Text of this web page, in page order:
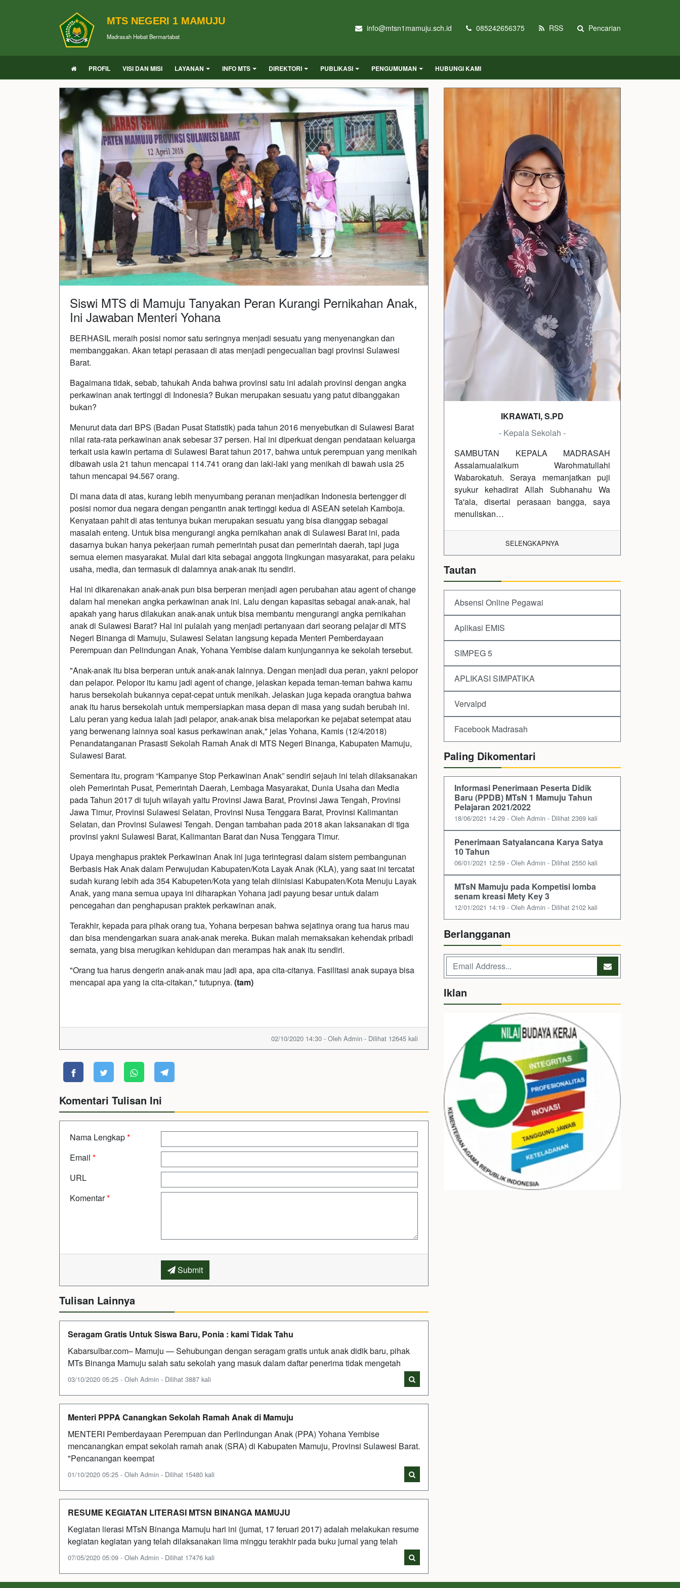
MTS NEGERI 1 MAMUJU
Madrasah Hebat Bermartabat
info@mtsn1mamuju.sch.id 085242656375 RSS Pencarian
PROFIL VISI DAN MISI LAYANAN INFO MTS DIREKTORI PUBLIKASI PENGUMUMAN HUBUNGI KAMI
Siswi MTS di Mamuju Tanyakan Peran Kurangi Pernikahan Anak,
Ini Jawaban Menteri Yohana
BERHASIL meraih posisi nomor satu seringnya menjadi sesuatu yang menyenangkan dan
membanggakan. Akan tetapi perasaan di atas menjadi pengecualian bagi provinsi Sulawesi
Barat.
Bagaimana tidak, sebab, tahukah Anda bahwa provinsi satu ini adalah provinsi dengan angka
perkawinan anak tertinggi di Indonesia? Bukan merupakan sesuatu yang patut dibanggakan
bukan?
Menurut data dari BPS (Badan Pusat Statistik) pada tahun 2016 menyebutkan di Sulawesi Barat
nilai rata-rata perkawinan anak sebesar 37 persen. Hal ini diperkuat dengan pendataan keluarga
terkait usia kawin pertama di Sulawesi Barat tahun 2017, bahwa untuk perempuan yang menikah
dibawah usia 21 tahun mencapai 114.741 orang dan laki-laki yang menikah di bawah usia 25
tahun mencapai 94.567 orang.
Di mana data di atas, kurang lebih menyumbang peranan menjadikan Indonesia bertengger di
posisi nomor dua negara dengan pengantin anak tertinggi kedua di ASEAN setelah Kamboja.
Kenyataan pahit di atas tentunya bukan merupakan sesuatu yang bisa dianggap sebagai
masalah enteng. Untuk bisa mengurangi angka pernikahan anak di Sulawesi Barat ini, pada
dasarnya bukan hanya pekerjaan rumah pemerintah pusat dan pemerintah daerah, tapi juga
semua elemen masyarakat. Mulai dari kita sebagai anggota lingkungan masyarakat, para pelaku
usaha, media, dan termasuk di dalamnya anak-anak itu sendiri.
Hal ini dikarenakan anak-anak pun bisa berperan menjadi agen perubahan atau agent of change
dalam hal menekan angka perkawinan anak ini. Lalu dengan kapasitas sebagai anak-anak, hal
apakah yang harus dilakukan anak-anak untuk bisa membantu mengurangi angka pernikahan
anak di Sulawesi Barat? Hal ini pulalah yang menjadi pertanyaan dari seorang pelajar di MTS
Negeri Binanga di Mamuju, Sulawesi Selatan langsung kepada Menteri Pemberdayaan
Perempuan dan Pelindungan Anak, Yohana Yembise dalam kunjungannya ke sekolah tersebut.
"Anak-anak itu bisa berperan untuk anak-anak lainnya. Dengan menjadi dua peran, yakni pelopor
dan pelapor. Pelopor itu kamu jadi agent of change, jelaskan kepada teman-teman bahwa kamu
harus bersekolah bukannya cepat-cepat untuk menikah. Jelaskan juga kepada orangtua bahwa
anak itu harus bersekolah untuk mempersiapkan masa depan di masa yang sudah berubah ini.
Lalu peran yang kedua ialah jadi pelapor, anak-anak bisa melaporkan ke pejabat setempat atau
yang berwenang lainnya soal kasus perkawinan anak," jelas Yohana, Kamis (12/4/2018)
Penandatanganan Prasasti Sekolah Ramah Anak di MTS Negeri Binanga, Kabupaten Mamuju,
Sulawesi Barat.
Sementara itu, program “Kampanye Stop Perkawinan Anak” sendiri sejauh ini telah dilaksanakan
oleh Pemerintah Pusat, Pemerintah Daerah, Lembaga Masyarakat, Dunia Usaha dan Media
pada Tahun 2017 di tujuh wilayah yaitu Provinsi Jawa Barat, Provinsi Jawa Tengah, Provinsi
Jawa Timur, Provinsi Sulawesi Selatan, Provinsi Nusa Tenggara Barat, Provinsi Kalimantan
Selatan, dan Provinsi Sulawesi Tengah. Dengan tambahan pada 2018 akan laksanakan di tiga
provinsi yakni Sulawesi Barat, Kalimantan Barat dan Nusa Tenggara Timur.
Upaya menghapus praktek Perkawinan Anak ini juga terintegrasi dalam sistem pembangunan
Berbasis Hak Anak dalam Perwujudan Kabupaten/Kota Layak Anak (KLA), yang saat ini tercatat
sudah kurang lebih ada 354 Kabupeten/Kota yang telah diinisiasi Kabupaten/Kota Menuju Layak
Anak, yang mana semua upaya ini diharapkan Yohana jadi payung besar untuk dalam
pencegahan dan penghapusan praktek perkawinan anak.
Terakhir, kepada para pihak orang tua, Yohana berpesan bahwa sejatinya orang tua harus mau
dan bisa mendengarkan suara anak-anak mereka. Bukan malah memaksakan kehendak pribadi
semata, yang bisa merugikan kehidupan dan merampas hak anak itu sendiri.
"Orang tua harus dengerin anak-anak mau jadi apa, apa cita-citanya. Fasilitasi anak supaya bisa
mencapai apa yang ia cita-citakan," tutupnya. (tam)
02/10/2020 14:30 - Oleh Admin - Dilihat 12645 kali
Komentari Tulisan Ini
Nama Lengkap*
Email *
URL
Komentar*
Submit
Tulisan Lainnya
Seragam Gratis Untuk Siswa Baru, Ponia : kami Tidak Tahu
Kabarsulbar.com– Mamuju — Sehubungan dengan seragam gratis untuk anak didik baru, pihak
MTs Binanga Mamuju salah satu sekolah yang masuk dalam daftar penerima tidak mengetah
03/10/2020 05:25 - Oleh Admin - Dilihat 3887 kali
Menteri PPPA Canangkan Sekolah Ramah Anak di Mamuju
MENTERI Pemberdayaan Perempuan dan Perlindungan Anak (PPA) Yohana Yembise
mencanangkan empat sekolah ramah anak (SRA) di Kabupaten Mamuju, Provinsi Sulawesi Barat.
"Pencanangan keempat
01/10/2020 05:25 - Oleh Admin - Dilihat 15480 kali
RESUME KEGIATAN LITERASI MTSN BINANGA MAMUJU
Kegiatan lierasi MTsN Binanga Mamuju hari ini (jumat, 17 feruari 2017) adalah melakukan resume
kegiatan kegiatan yang telah dilaksanakan lima minggu terakhir pada buku jurnal yang telah
07/05/2020 05:09 - Oleh Admin - Dilihat 17476 kali
IKRAWATI, S.PD
- Kepala Sekolah -
SAMBUTAN KEPALA MADRASAH
Assalamualaikum Warohmatullahi
Wabarokatuh. Seraya memanjatkan puji
syukur kehadirat Allah Subhanahu Wa
Ta'ala, disertai perasaan bangga, saya
menuliskan…
SELENGKAPNYA
Tautan
Absensi Online Pegawai
Aplikasi EMIS
SIMPEG 5
APLIKASI SIMPATIKA
Vervalpd
Facebook Madrasah
Paling Dikomentari
Informasi Penerimaan Peserta Didik
Baru (PPDB) MTsN 1 Mamuju Tahun
Pelajaran 2021/2022
18/06/2021 14:29 - Oleh Admin - Dilihat 2369 kali
Penerimaan Satyalancana Karya Satya
10 Tahun
06/01/2021 12:59 - Oleh Admin - Dilihat 2550 kali
MTsN Mamuju pada Kompetisi lomba
senam kreasi Mety Key 3
12/01/2021 14:19 - Oleh Admin - Dilihat 2102 kali
Berlangganan
Iklan